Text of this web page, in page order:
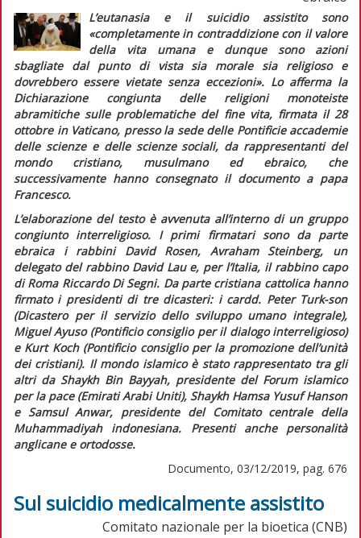
L’eutanasia e il suicidio assistito sono
«completamente in contraddizione con il valore
della vita umana e dunque sono azioni
sbagliate dal punto di vista sia morale sia religioso e
dovrebbero essere vietate senza eccezioni». Lo afferma la
Dichiarazione congiunta delle religioni monoteiste
abramitiche sulle problematiche del fine vita, firmata il 28
ottobre in Vaticano, presso la sede delle Pontificie accademie
delle scienze e delle scienze sociali, da rappresentanti del
mondo cristiano, musulmano ed ebraico, che
successivamente hanno consegnato il documento a papa
Francesco.
L’elaborazione del testo è avvenuta all’interno di un gruppo
congiunto interreligioso. I primi firmatari sono da parte
ebraica i rabbini David Rosen, Avraham Steinberg, un
delegato del rabbino David Lau e, per l’Italia, il rabbino capo
di Roma Riccardo Di Segni. Da parte cristiana cattolica hanno
firmato i presidenti di tre dicasteri: i cardd. Peter Turk-son
(Dicastero per il servizio dello sviluppo umano integrale),
Miguel Ayuso (Pontificio consiglio per il dialogo interreligioso)
e Kurt Koch (Pontificio consiglio per la promozione dell’unità
dei cristiani). Il mondo islamico è stato rappresentato tra gli
altri da Shaykh Bin Bayyah, presidente del Forum islamico
per la pace (Emirati Arabi Uniti), Shaykh Hamsa Yusuf Hanson
e Samsul Anwar, presidente del Comitato centrale della
Muhammadiyah indonesiana. Presenti anche personalità
anglicane e ortodosse.
Documento, 03/12/2019, pag. 676
Sul suicidio medicalmente assistito
Comitato nazionale per la bioetica (CNB)